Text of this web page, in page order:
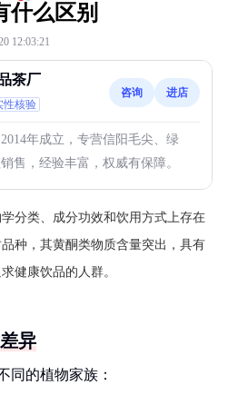
什么区别
12:03:21
茶厂
性核验
咨询 进店
年成立，专营信阳毛尖、绿
售，经验丰富，权威有保障。
分类、成分功效和饮用方式上存在
种，其黄酮类物质含量突出，具有
健康饮品的人群。
异
同的植物家族：